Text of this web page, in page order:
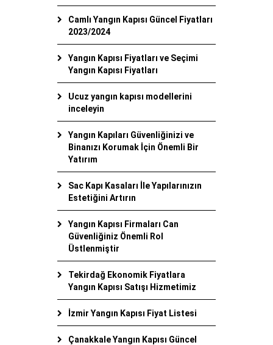
Camlı Yangın Kapısı Güncel Fiyatları
2023/2024
Yangın Kapısı Fiyatları ve Seçimi
Yangın Kapısı Fiyatları
Ucuz yangın kapısı modellerini
inceleyin
Yangın Kapıları Güvenliğinizi ve
Binanızı Korumak İçin Önemli Bir
Yatırım
Sac Kapı Kasaları İle Yapılarınızın
Estetiğini Artırın
Yangın Kapısı Firmaları Can
Güvenliğiniz Önemli Rol
Üstlenmiştir
Tekirdağ Ekonomik Fiyatlara
Yangın Kapısı Satışı Hizmetimiz
İzmir Yangın Kapısı Fiyat Listesi
Çanakkale Yangın Kapısı Güncel